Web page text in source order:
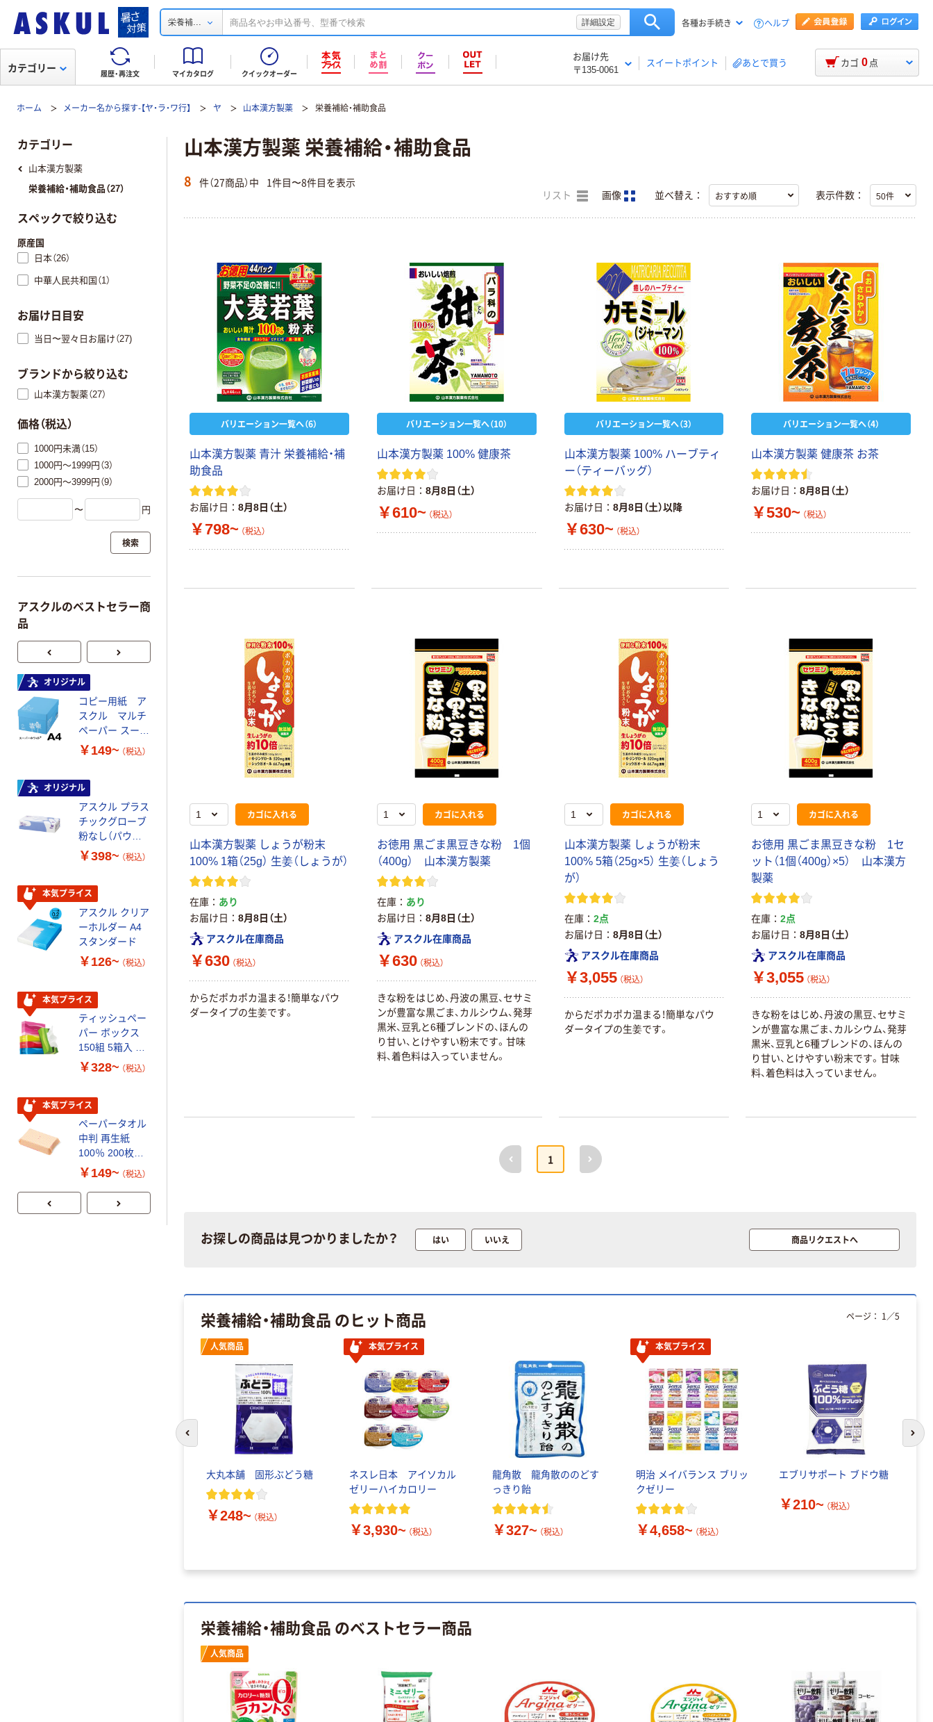
栄養補... 詳細設定 各種お手続き ヘルプ
履歴・再注文 マイカタログ クイックオーダー
お届け先
〒135-0061
スイートポイント あとで買う
カテゴリー カゴ 0 点
ホーム メーカー名から探す-【ヤ・ラ・ワ行】 ヤ 山本漢方製薬 栄養補給・補助食品
山本漢方製薬 栄養補給・補助食品
8 件（27商品）中 1件目〜8件目を表示
リスト 画像 並べ替え： 表示件数：
バリエーション一覧へ（6）
山本漢方製薬 青汁 栄養補給・補
助食品
お届け日 8月8日（土）
￥798~ （税込）
バリエーション一覧へ（10）
山本漢方製薬 100% 健康茶
お届け日 8月8日（土）
￥610~ （税込）
バリエーション一覧へ（3）
山本漢方製薬 100% ハーブティ
ー（ティーバッグ）
お届け日 8月8日（土）以降
￥630~ （税込）
バリエーション一覧へ（4）
山本漢方製薬 健康茶 お茶
お届け日 8月8日（土）
￥530~ （税込）
カゴに入れる
山本漢方製薬 しょうが粉末
100% 1箱（25g） 生姜（しょうが）
在庫
あり
お届け日
8月8日（土）
アスクル在庫商品
￥630 （税込）
からだポカポカ温まる！簡単なパウ
ダータイプの生姜です。
カゴに入れる
お徳用 黒ごま黒豆きな粉 1個
（400g） 山本漢方製薬
在庫
あり
お届け日
8月8日（土）
アスクル在庫商品
￥630 （税込）
きな粉をはじめ、丹波の黒豆、セサミ
ンが豊富な黒ごま、カルシウム、発芽
黒米、豆乳と6種ブレンドの、ほんの
り甘い、とけやすい粉末です。甘味
料、着色料は入っていません。
カゴに入れる
山本漢方製薬 しょうが粉末
100% 5箱（25g×5） 生姜（しょう
が）
在庫
2点
お届け日
8月8日（土）
アスクル在庫商品
￥3,055 （税込）
からだポカポカ温まる！簡単なパウ
ダータイプの生姜です。
カゴに入れる
お徳用 黒ごま黒豆きな粉 1セ
ット（1個（400g）×5） 山本漢方
製薬
在庫
2点
お届け日
8月8日（土）
アスクル在庫商品
￥3,055 （税込）
きな粉をはじめ、丹波の黒豆、セサミ
ンが豊富な黒ごま、カルシウム、発芽
黒米、豆乳と6種ブレンドの、ほんの
り甘い、とけやすい粉末です。甘味
料、着色料は入っていません。
前へ
1
次へ
お探しの商品は見つかりましたか？ はい いいえ 商品リクエストへ
栄養補給・補助食品 のヒット商品
人気商品
大丸本舗 固形ぶどう糖
￥248~ （税込）
本気プライス
ネスレ日本 アイソカル
ゼリーハイカロリー
￥3,930~ （税込）
龍角散 龍角散ののどす
っきり飴
￥327~ （税込）
本気プライス
明治 メイバランス ブリッ
クゼリー
￥4,658~ （税込）
エブリサポート ブドウ糖
￥210~ （税込）
ページ： 1／5
前のスライドへ 次
栄養補給・補助食品 のベストセラー商品
人気商品
カテゴリー
山本漢方製薬
栄養補給・補助食品（27）
スペックで絞り込む
原産国
日本（26）
中華人民共和国（1）
お届け日目安
当日〜翌々日お届け（27)
ブランドから絞り込む
山本漢方製薬（27）
価格（税込）
1000円未満（15）
1000円～1999円（3）
2000円～3999円（9）
〜 円
検索
アスクルのベストセラー商
品
オリジナル
コピー用紙 ア
スクル マルチ
ペーパー スーパ
ーホワイト+
￥149~ （税込）
オリジナル
アスクル プラス
チックグローブ
粉なし（パウダ
ーフリー）
￥398~ （税込）
本気プライス
アスクル クリア
ーホルダー A4
スタンダード
￥126~ （税込）
本気プライス
ティッシュペー
パー ボックス
150組 5箱入 ア
スクル スマート
証
￥328~ （税込）
本気プライス
ペーパータオル
中判 再生紙
100％ 200枚
FSC認証 シング
企画 オリジナル
￥149~ （税込）
コピー用紙 マ
ルチペーパー
スーパーエコノ
ミー+
￥149~ （税込）
トイレットペー
パー ダブル60
100% 6ロール
リサイクル100
芯あり FSC認
￥460~ （税込）
アスクル 耳にや
いマスク
￥458~
本気プライス
トイレットペー
蛍光オプテック
ス1(アスクル限
定モデル) 蛍光
ペン ゼブラ
（税込）
嬬恋銘水 ナチュ
ラルミネラルウ
キャップシール
付き／2Lラベル
レス 10本
￥1,037~
（税込）
オリジナル
スズラン 酒精綿
G バルクタイプ
指定医薬部外品
サントリー 天然
水 ミネラルウォ
ーター ペットボ
本気プライス
ペーパータオル
小判・シングル
FSC認証紙 アス
クルオリジナル
￥143~ （税込）
ティッシュペー
パー ボックス
モカ 200組 5個
アスクル オリジ
ナルティッシュ
PEFC認証
￥428~ （税込）
オリジナル
【アスクル限定】
ファーストレイ
￥96~ （税込）
本気プライス
【ガムテープ】ア
スクル 現場のチ
0.22mm 布テー
プ
￥145~
オリジナル
コピー用紙 ア
スクル マルチ
ペーパー スーパ
ーホワイト+
￥149~
アスクル プラス
チックグローブ
ーフリー）
￥398~ （税込）
本気プライス
スタンダード
￥126~
本気プライス
ティッシュペー
パー ボックス
150組 5箱入 ア
スクル スマート
コンパクト ビ
￥328~